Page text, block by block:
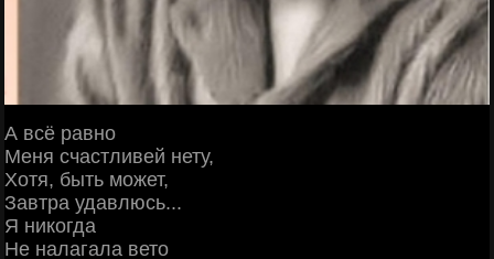
А всё равно
Меня счастливей нету,
Хотя, быть может,
Завтра удавлюсь...
Я никогда
Не налагала вето